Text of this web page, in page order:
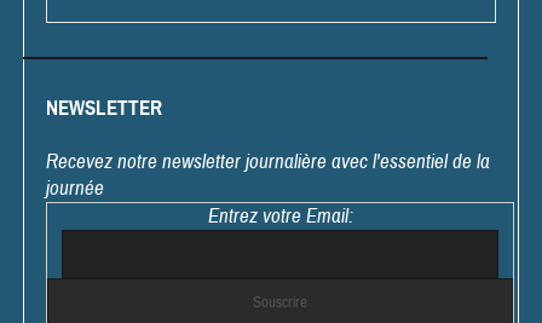
NEWSLETTER
Recevez notre newsletter journalière avec l'essentiel de la
journée
Entrez votre Email: